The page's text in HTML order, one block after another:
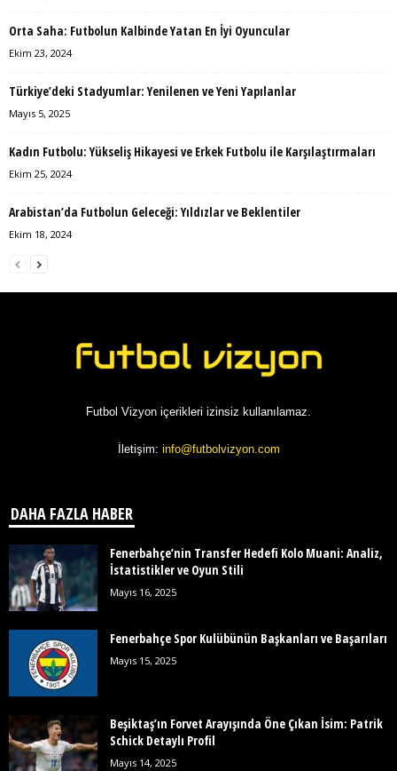
Orta Saha: Futbolun Kalbinde Yatan En İyi Oyuncular
Ekim 23, 2024
Türkiye’deki Stadyumlar: Yenilenen ve Yeni Yapılanlar
Mayıs 5, 2025
Kadın Futbolu: Yükseliş Hikayesi ve Erkek Futbolu ile Karşılaştırmaları
Ekim 25, 2024
Arabistan’da Futbolun Geleceği: Yıldızlar ve Beklentiler
Ekim 18, 2024
Futbol Vizyon içerikleri izinsiz kullanılamaz.
İletişim: info@futbolvizyon.com
DAHA FAZLA HABER
Fenerbahçe’nin Transfer Hedefi Kolo Muani: Analiz,
İstatistikler ve Oyun Stili
Mayıs 16, 2025
Fenerbahçe Spor Kulübünün Başkanları ve Başarıları
Mayıs 15, 2025
Beşiktaş’ın Forvet Arayışında Öne Çıkan İsim: Patrik
Schick Detaylı Profil
Mayıs 14, 2025